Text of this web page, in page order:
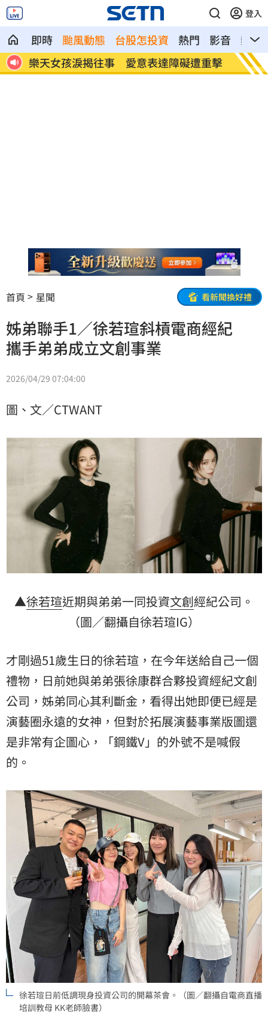
登入
即時 颱風動態 台股怎投資 熱門 影音
熱搜
油
樂天女孩淚揭往事 愛意表達障礙遭重擊
一張
萬
首頁 星聞 看新聞換好禮
姊弟聯手1／徐若瑄斜槓電商經紀
攜手弟弟成立文創事業
2026/04/29 07:04:00
圖、文／CTWANT
▲徐若瑄近期與弟弟一同投資文創經紀公司。
（圖／翻攝自徐若瑄IG）
才剛過51歲生日的徐若瑄，在今年送給自己一個
禮物，日前她與弟弟張徐康群合夥投資經紀文創
公司，姊弟同心其利斷金，看得出她即便已經是
演藝圈永遠的女神，但對於拓展演藝事業版圖還
是非常有企圖心，「鋼鐵V」的外號不是喊假
的。
徐若瑄日前低調現身投資公司的開幕茶會。（圖／翻攝自電商直播
培訓教母 KK老師臉書）